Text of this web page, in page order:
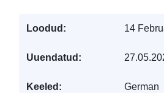
Loodud: 14
Uuendatud:
Keeled: German